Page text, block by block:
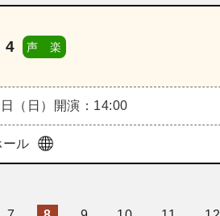
4 声 楽
（日） 開演：14:00
ール